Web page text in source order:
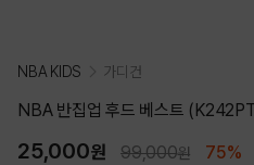
NBA KIDS 가디건
NBA 반집업 후드 베스트
25,000원 99,000원 75%